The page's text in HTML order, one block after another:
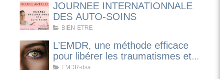
JOURNEE INTERNATIONNALE
DES AUTO-SOINS
BIEN-ETRE
L’EMDR, une méthode efficace
pour libérer les traumatismes et
apaiser les émotions
EMDR-dsa